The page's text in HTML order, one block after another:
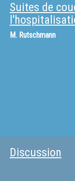
Suites de
M. Rutschmann
Discussion